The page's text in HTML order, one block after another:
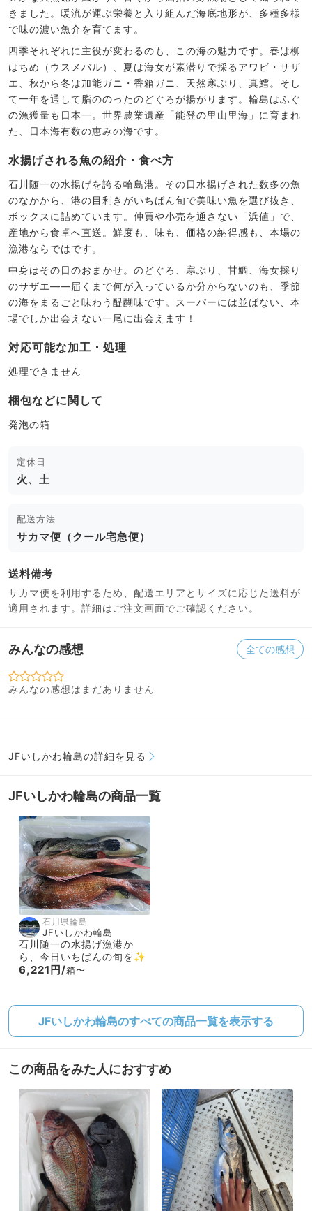
きました。暖流が運ぶ栄養と入り組んだ海底地形が、多種多様
で味の濃い魚介を育てます。
四季それぞれに主役が変わるのも、この海の魅力です。春は柳
はちめ（ウスメバル）、夏は海女が素潜りで採るアワビ・サザ
エ、秋から冬は加能ガニ・香箱ガニ、天然寒ぶり、真鱈。そし
て一年を通して脂ののったのどぐろが揚がります。輪島はふぐ
の漁獲量も日本一。世界農業遺産「能登の里山里海」に育まれ
た、日本海有数の恵みの海です。
水揚げされる魚の紹介・食べ方
石川随一の水揚げを誇る輪島港。その日水揚げされた数多の魚
のなかから、港の目利きがいちばん旬で美味い魚を選び抜き、
ボックスに詰めています。仲買や小売を通さない「浜値」で、
産地から食卓へ直送。鮮度も、味も、価格の納得感も、本場の
漁港ならではです。
中身はその日のおまかせ。のどぐろ、寒ぶり、甘鯛、海女採り
のサザエ——届くまで何が入っているか分からないのも、季節
の海をまるごと味わう醍醐味です。スーパーには並ばない、本
場でしか出会えない一尾に出会えます！
対応可能な加工・処理
処理できません
梱包などに関して
発泡の箱
定休日
火、土
配送方法
サカマ便（クール宅急便）
送料備考
サカマ便を利用するため、配送エリアとサイズに応じた送料が
適用されます。詳細はご注文画面でご確認ください。
みんなの感想 全ての感想
みんなの感想はまだありません
JFいしかわ輪島の詳細を見る
JFいしかわ輪島の商品一覧
石川県輪島
JFいしかわ輪島
石川随一の水揚げ漁港か
ら、今日いちばんの旬を✨
6,221円/箱〜
JFいしかわ輪島のすべての商品一覧を表示する
この商品をみた人におすすめ